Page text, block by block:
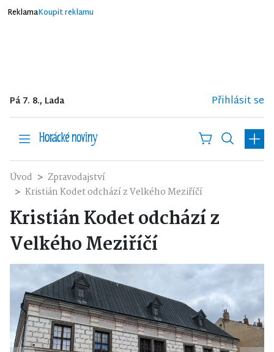
ReklamaKoupit reklamu
Pá 7. 8., Lada Přihlásit se
Úvod
Zpravodajství
Kristián Kodet odchází z Velkého Meziříčí
Kristián Kodet odchází z
Velkého Meziříčí